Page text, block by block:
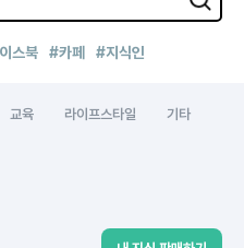
스북 #카페 #지식인
교육 라이프스타일 기타